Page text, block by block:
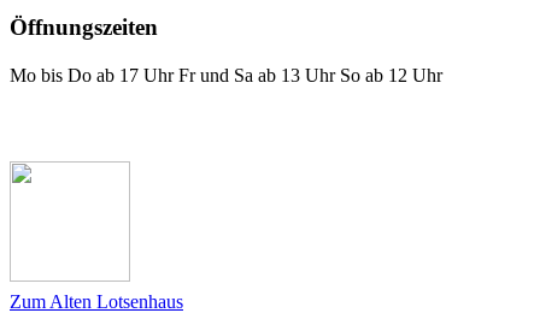
Öffnungszeiten
Mo bis Do ab 17 Uhr Fr und Sa ab 13 Uhr So ab 12 Uhr
Zum Alten Lotsenhaus